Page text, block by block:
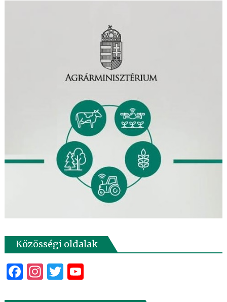
Közösségi oldalak
Facebook
Instagram
Twitter
YouTube